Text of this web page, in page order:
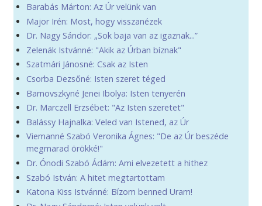
Barabás Márton: Az Úr velünk van
Major Irén: Most, hogy visszanézek
Dr. Nagy Sándor: „Sok baja van az igaznak...”
Zelenák Istvánné: "Akik az Úrban bíznak"
Szatmári Jánosné: Csak az Isten
Csorba Dezsőné: Isten szeret téged
Barnovszkyné Jenei Ibolya: Isten tenyerén
Dr. Marczell Erzsébet: "Az Isten szeretet"
Balássy Hajnalka: Veled van Istened, az Úr
Viemanné Szabó Veronika Ágnes: "De az Úr beszéde
megmarad örökké!"
Dr. Ónodi Szabó Ádám: Ami elvezetett a hithez
Szabó István: A hitet megtartottam
Katona Kiss Istvánné: Bízom benned Uram!